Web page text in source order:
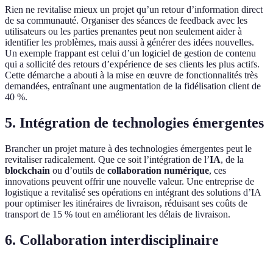
Rien ne revitalise mieux un projet qu’un retour d’information direct
de sa communauté. Organiser des séances de feedback avec les
utilisateurs ou les parties prenantes peut non seulement aider à
identifier les problèmes, mais aussi à générer des idées nouvelles.
Un exemple frappant est celui d’un logiciel de gestion de contenu
qui a sollicité des retours d’expérience de ses clients les plus actifs.
Cette démarche a abouti à la mise en œuvre de fonctionnalités très
demandées, entraînant une augmentation de la fidélisation client de
40 %.
5. Intégration de technologies émergentes
Brancher un projet mature à des technologies émergentes peut le
revitaliser radicalement. Que ce soit l’intégration de l’IA, de la
blockchain ou d’outils de collaboration numérique, ces
innovations peuvent offrir une nouvelle valeur. Une entreprise de
logistique a revitalisé ses opérations en intégrant des solutions d’IA
pour optimiser les itinéraires de livraison, réduisant ses coûts de
transport de 15 % tout en améliorant les délais de livraison.
6. Collaboration interdisciplinaire